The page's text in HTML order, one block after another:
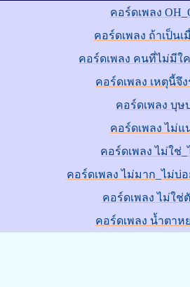
คอร์ดเพลง
คอร์ดเพลง ถ้าเป็น
คอร์ดเพลง คนที่ไม่มีใ
คอร์ดเพลง เหตุนี้จึง
คอร์ดเพลง บุษ
คอร์ดเพลง ไม่แ
คอร์ดเพลง ไม่ใช่_
คอร์ดเพลง ไม่มาก_ไม่บ่
คอร์ดเพลง ไม่ใช่
คอร์ดเพลง น้ำตาห